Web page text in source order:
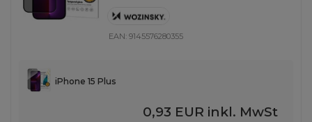
EAN:9145576280355
iPhone 15 Plus
0,93 EUR inkl. MwSt